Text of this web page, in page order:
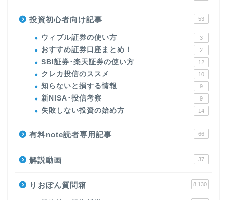
投資初心者向け記事 53
ウィブル証券の使い方 3
おすすめ証券口座まとめ！ 2
SBI証券･楽天証券の使い方 12
クレカ投信のススメ 10
知らないと損する情報 9
新NISA･投信考察 9
失敗しない投資の始め方 14
有料note読者専用記事 66
解説動画 37
りおぽん質問箱 8,130